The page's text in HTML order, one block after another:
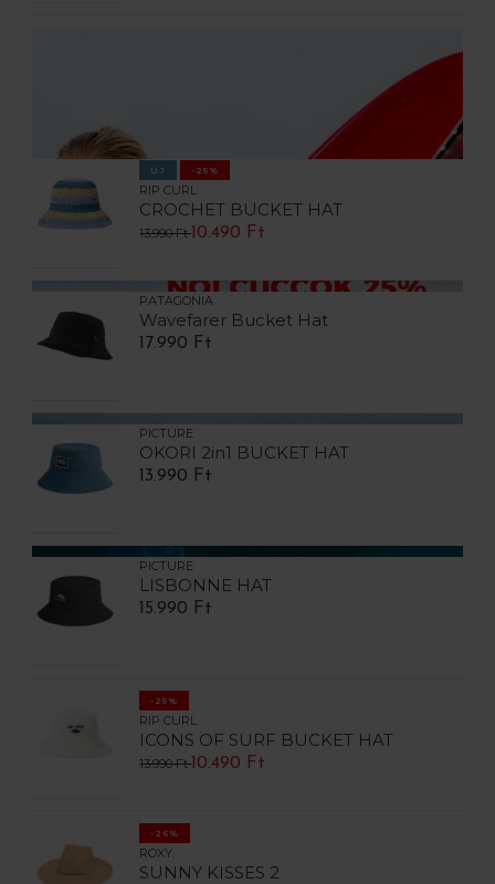
ÚJ -25%
RIP CURL
CROCHET BUCKET HAT
13.990 Ft 10.490 Ft
PATAGONIA
Wavefarer Bucket Hat
17.990 Ft
PICTURE
OKORI 2in1 BUCKET HAT
13.990 Ft
PICTURE
LISBONNE HAT
15.990 Ft
-25%
RIP CURL
ICONS OF SURF BUCKET HAT
13.990 Ft 10.490 Ft
-26%
ROXY
SUNNY KISSES 2